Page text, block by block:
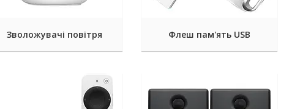
Зволожувачі повітря Флеш пам'ять USB